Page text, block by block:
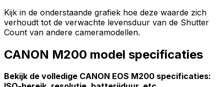
Kijk in de onderstaande grafiek hoe deze waarde zich
verhoudt tot de verwachte levensduur van de Shutter
Count van andere cameramodellen.
CANON M200 model specificaties
Bekijk de volledige CANON EOS M200 specificaties: